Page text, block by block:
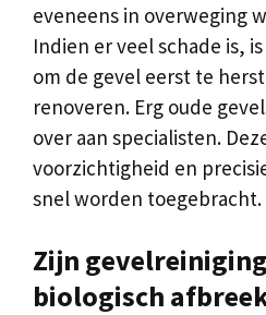
eveneens in overweging
Indien er veel schade is,
om de gevel eerst te
renoveren. Erg oude
over aan specialisten.
voorzichtigheid en
snel worden toegebracht.
Zijn
biologisch